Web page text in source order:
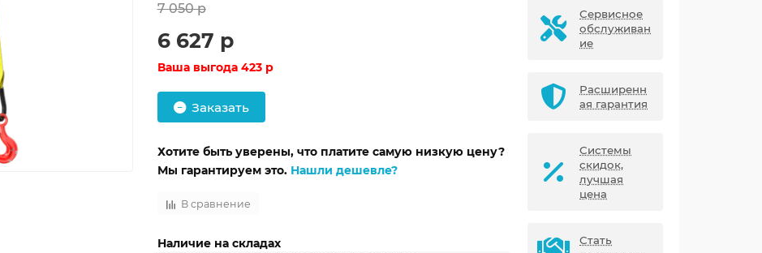
7 050 р
6 627 р
Ваша выгода 423 р
Заказать
Хотите быть уверены, что платите самую низкую цену?
Мы гарантируем это. Нашли дешевле?
В сравнение
Наличие на складах
Сервисное
обслуживан
ие
Расширенн
ая гарантия
Системы
скидок,
лучшая
цена
Стать